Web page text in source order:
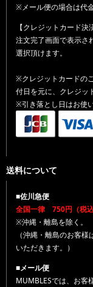
※メール便の場合は代
【クレジットカード決
注文完了画面で表示さ
選択頂けます。
※クレジットカードの
付日を元に、クレジッ
※引き落とし日はお使
送料について
■佐川急便
全国一律 750円（税込
※沖縄・離島を除く。
（沖縄・離島のお客
いただきます。）
■メール便
MUMBLESでは、お客